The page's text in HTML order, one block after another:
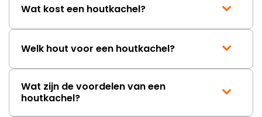
Wat kost een houtkachel?
Welk hout voor een houtkachel?
Wat zijn de voordelen van een
houtkachel?